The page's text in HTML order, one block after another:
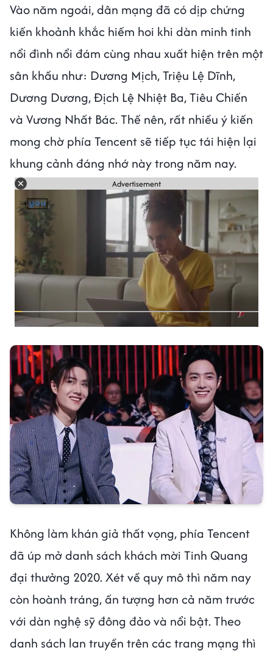
Vào năm ngoái, dân mạng đã có dịp chứng
kiến khoảnh khắc hiếm hoi khi dàn minh tinh
nổi đình nổi đám cùng nhau xuất hiện trên một
sân khấu như: Dương Mịch, Triệu Lệ Dĩnh,
Dương Dương, Địch Lệ Nhiệt Ba, Tiêu Chiến
và Vương Nhất Bác. Thế nên, rất nhiều ý kiến
mong chờ phía Tencent sẽ tiếp tục tái hiện lại
khung cảnh đáng nhớ này trong năm nay.
Advertisement
Không làm khán giả thất vọng, phía Tencent
đã úp mở danh sách khách mời Tinh Quang
đại thưởng 2020. Xét về quy mô thì năm nay
còn hoành tráng, ấn tượng hơn cả năm trước
với dàn nghệ sỹ đông đảo và nổi bật. Theo
danh sách lan truyền trên các trang mạng thì